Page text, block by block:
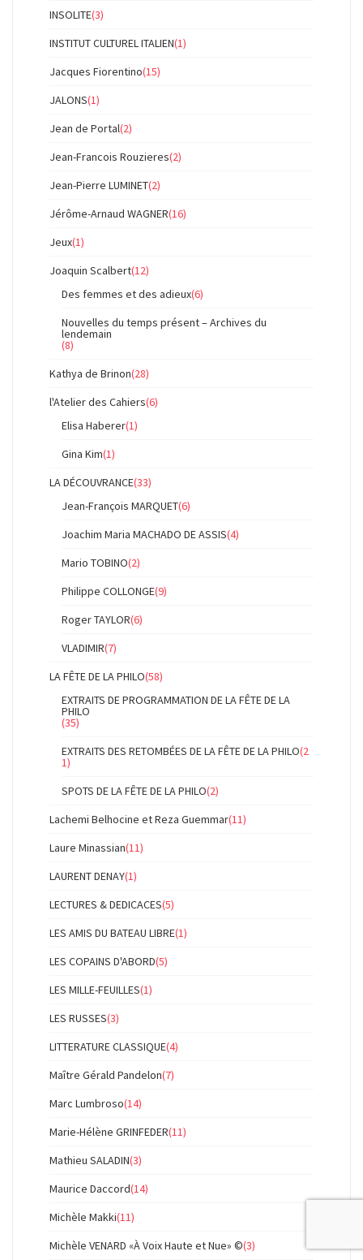
INSOLITE(3)
INSTITUT CULTUREL ITALIEN(1)
Jacques Fiorentino(15)
JALONS(1)
Jean de Portal(2)
Jean-Francois Rouzieres(2)
Jean-Pierre LUMINET(2)
Jérôme-Arnaud WAGNER(16)
Jeux(1)
Joaquin Scalbert(12)
Des femmes et des adieux(6)
Nouvelles du temps présent – Archives du
lendemain
(8)
Kathya de Brinon(28)
l'Atelier des Cahiers(6)
Elisa Haberer(1)
Gina Kim(1)
LA DÉCOUVRANCE(33)
Jean-François MARQUET(6)
Joachim Maria MACHADO DE ASSIS(4)
Mario TOBINO(2)
Philippe COLLONGE(9)
Roger TAYLOR(6)
VLADIMIR(7)
LA FÊTE DE LA PHILO(58)
EXTRAITS DE PROGRAMMATION DE LA FÊTE DE LA
PHILO
(35)
EXTRAITS DES RETOMBÉES DE LA FÊTE DE LA PHILO(2
1)
SPOTS DE LA FÊTE DE LA PHILO(2)
Lachemi Belhocine et Reza Guemmar(11)
Laure Minassian(11)
LAURENT DENAY(1)
LECTURES & DEDICACES(5)
LES AMIS DU BATEAU LIBRE(1)
LES COPAINS D'ABORD(5)
LES MILLE-FEUILLES(1)
LES RUSSES(3)
LITTERATURE CLASSIQUE(4)
Maître Gérald Pandelon(7)
Marc Lumbroso(14)
Marie-Hélène GRINFEDER(11)
Mathieu SALADIN(3)
Maurice Daccord(14)
Michèle Makki(11)
Michèle VENARD «À Voix Haute et Nue» ©(3)